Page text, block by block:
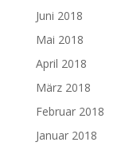
Juni 2018
Mai 2018
April 2018
März 2018
Februar 2018
Januar 2018